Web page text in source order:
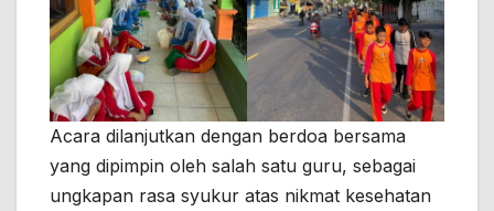
Acara dilanjutkan dengan berdoa bersama
yang dipimpin oleh salah satu guru, sebagai
ungkapan rasa syukur atas nikmat kesehatan